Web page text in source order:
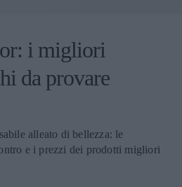
i migliori
da provare
alleato di bellezza: le
e i prezzi dei prodotti migliori